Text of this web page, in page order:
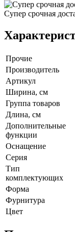
Супер срочная
Прочие
Производитель
Артикул
Ширина, см
Группа товаров
Длина, см
Дополнительные
функции
Оснащение
Серия
Тип
комплектующих
Форма
Фурнитура
Цвет